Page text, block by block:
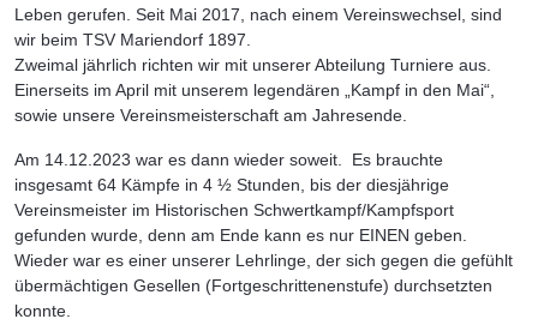
Leben gerufen. Seit Mai 2017, nach einem Vereinswechsel, sind
wir beim TSV Mariendorf 1897.
Zweimal jährlich richten wir mit unserer Abteilung Turniere aus.
Einerseits im April mit unserem legendären „Kampf in den Mai“,
sowie unsere Vereinsmeisterschaft am Jahresende.
Am 14.12.2023 war es dann wieder soweit. Es brauchte
insgesamt 64 Kämpfe in 4 ½ Stunden, bis der diesjährige
Vereinsmeister im Historischen Schwertkampf/Kampfsport
gefunden wurde, denn am Ende kann es nur EINEN geben.
Wieder war es einer unserer Lehrlinge, der sich gegen die gefühlt
übermächtigen Gesellen (Fortgeschrittenenstufe) durchsetzten
konnte.